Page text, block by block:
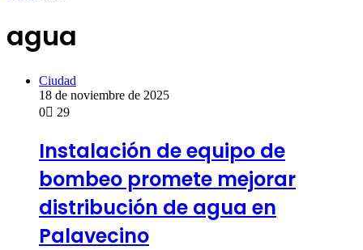
agua
Ciudad
18 de noviembre de 2025
0
29
Instalación de equipo de
bombeo promete mejorar
distribución de agua en
Palavecino